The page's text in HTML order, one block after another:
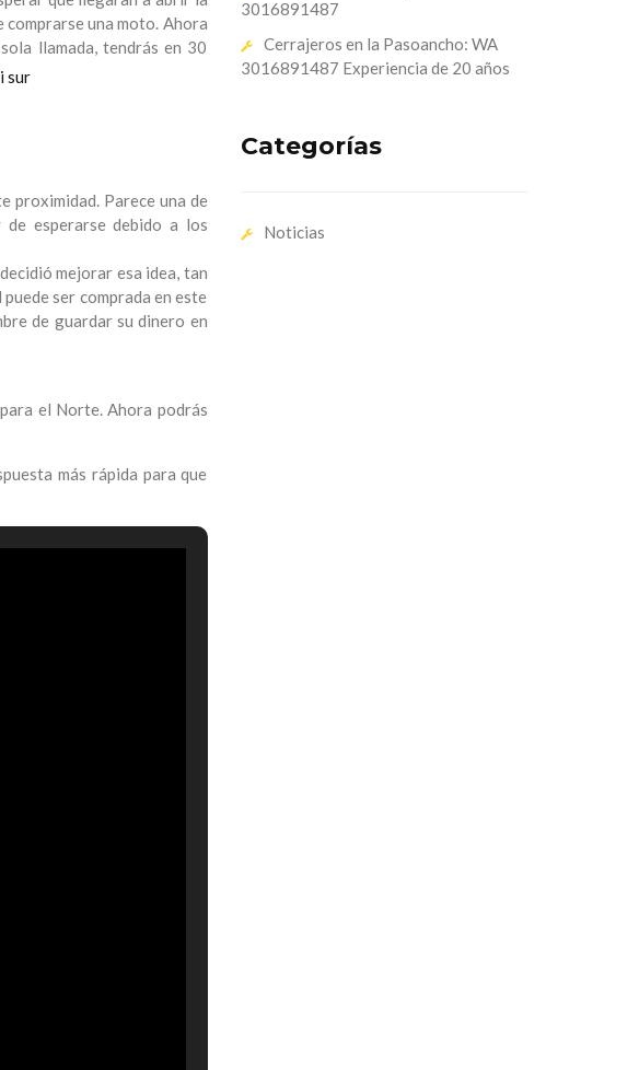
una moto. Ahora
llamada, tendrás en 30
proximidad. Parece una de
de esperarse debido a los
mejorar esa idea, tan
ser comprada en este
de guardar su dinero en
el Norte. Ahora podrás
más rápida para que
3016891487
Cerrajeros en la Pasoancho: WA
3016891487 Experiencia de 20 años
Categorías
Noticias